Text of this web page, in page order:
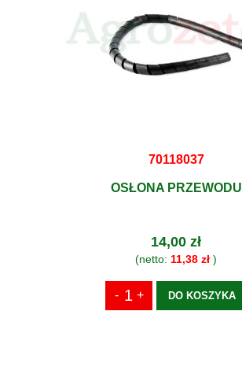
70118037
OSŁONA PRZEWODU
14,00 zł
(netto: 11,38 zł )
DO KOSZYKA